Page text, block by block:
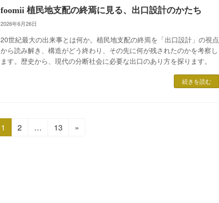
foomii 植民地支配の終焉に見る、出口設計のかたち
2026年6月26日
20世紀最大の出来事とは何か。植民地支配の終焉を「出口設計」の視点
から読み解き、構造がどう終わり、その先に何が残されたのかを考察し
ます。歴史から、現代の分断社会に必要な出口のあり方を探ります。
続きを読む
固
定
1
固
2 …
固
13 »